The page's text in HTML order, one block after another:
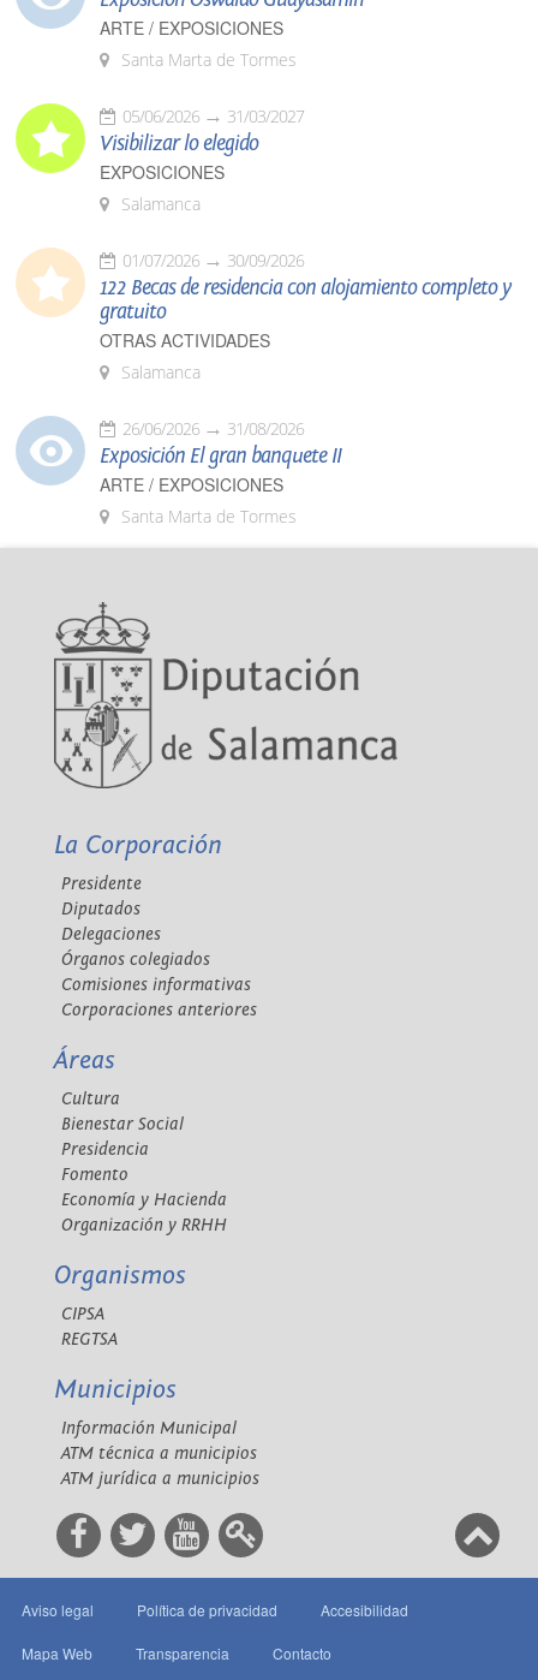
ARTE / EXPOSICIONES
Santa Marta de Tormes
05/06/2026 31/03/2027
Visibilizar lo elegido
EXPOSICIONES
Salamanca
01/07/2026 30/09/2026
122 Becas de residencia con alojamiento completo y
gratuito
OTRAS ACTIVIDADES
Salamanca
26/06/2026 31/08/2026
Exposición El gran banquete II
ARTE / EXPOSICIONES
Santa Marta de Tormes
La Corporación
Presidente
Diputados
Delegaciones
Órganos colegiados
Comisiones informativas
Corporaciones anteriores
Áreas
Cultura
Bienestar Social
Presidencia
Fomento
Economía y Hacienda
Organización y RRHH
Organismos
CIPSA
REGTSA
Municipios
Información Municipal
ATM técnica a municipios
ATM jurídica a municipios
Aviso legal Política de privacidad Accesibilidad
Mapa Web Transparencia Contacto